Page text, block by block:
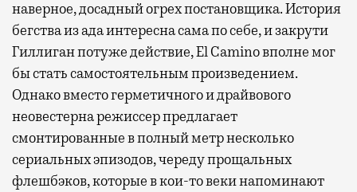
наверное, досадный огрех постановщика. История
бегства из ада интересна сама по себе, и закрути
Гиллиган потуже действие,ElCaminoвполне мог
бы стать самостоятельным произведением.
Однако вместо герметичного и драйвового
неовестерна режиссер предлагает
смонтированные в полный метр несколько
сериальных эпизодов, череду прощальных
флешбэков, которые в кои-то веки напоминают